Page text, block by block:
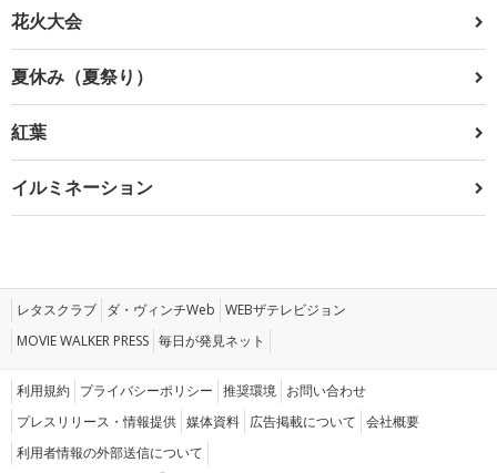
花火大会
夏休み（夏祭り）
紅葉
イルミネーション
レタスクラブ ダ・ヴィンチWeb WEBザテレビジョン
MOVIE WALKER PRESS 毎日が発見ネット
利用規約 プライバシーポリシー 推奨環境 お問い合わせ
プレスリリース・情報提供 媒体資料 広告掲載について 会社概要
利用者情報の外部送信について